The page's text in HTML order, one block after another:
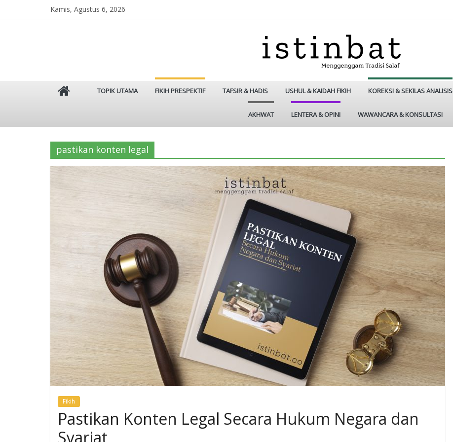
Kamis, Agustus 6, 2026
Istinbat
Salaf
TOPIK UTAMA FIKIH PRESPEKTIF TAFSIR & HADIS USHUL & KAIDAH FIKIH KOREKSI & SEKILAS ANALISIS
AKHWAT LENTERA & OPINI WAWANCARA & KONSULTASI
pastikan konten legal
Fikih
Pastikan Konten Legal Secara Hukum Negara dan
Syariat